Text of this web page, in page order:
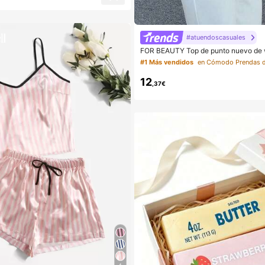
#atuendoscasuales
FOR BEAUTY Top de punto nuevo
er, estilo casual, chal suelto de color
o bohemio, adecuado para playa y
#1 Más vendidos
12,37€